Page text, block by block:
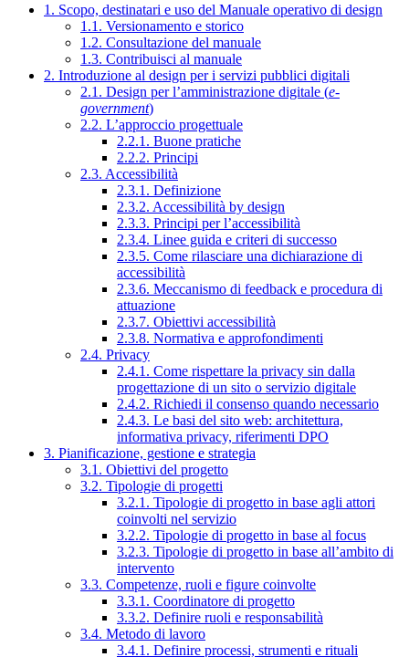
1. Scopo, destinatari e uso del Manuale operativo di design
1.1. Versionamento e storico
1.2. Consultazione del manuale
1.3. Contribuisci al manuale
2. Introduzione al design per i servizi pubblici digitali
2.1. Design per l’amministrazione digitale (e-
government)
2.2. L’approccio progettuale
2.2.1. Buone pratiche
2.2.2. Principi
2.3. Accessibilità
2.3.1. Definizione
2.3.2. Accessibilità by design
2.3.3. Principi per l’accessibilità
2.3.4. Linee guida e criteri di successo
2.3.5. Come rilasciare una dichiarazione di
accessibilità
2.3.6. Meccanismo di feedback e procedura di
attuazione
2.3.7. Obiettivi accessibilità
2.3.8. Normativa e approfondimenti
2.4. Privacy
2.4.1. Come rispettare la privacy sin dalla
progettazione di un sito o servizio digitale
2.4.2. Richiedi il consenso quando necessario
2.4.3. Le basi del sito web: architettura,
informativa privacy, riferimenti DPO
3. Pianificazione, gestione e strategia
3.1. Obiettivi del progetto
3.2. Tipologie di progetti
3.2.1. Tipologie di progetto in base agli attori
coinvolti nel servizio
3.2.2. Tipologie di progetto in base al focus
3.2.3. Tipologie di progetto in base all’ambito di
intervento
3.3. Competenze, ruoli e figure coinvolte
3.3.1. Coordinatore di progetto
3.3.2. Definire ruoli e responsabilità
3.4. Metodo di lavoro
3.4.1. Definire processi, strumenti e rituali